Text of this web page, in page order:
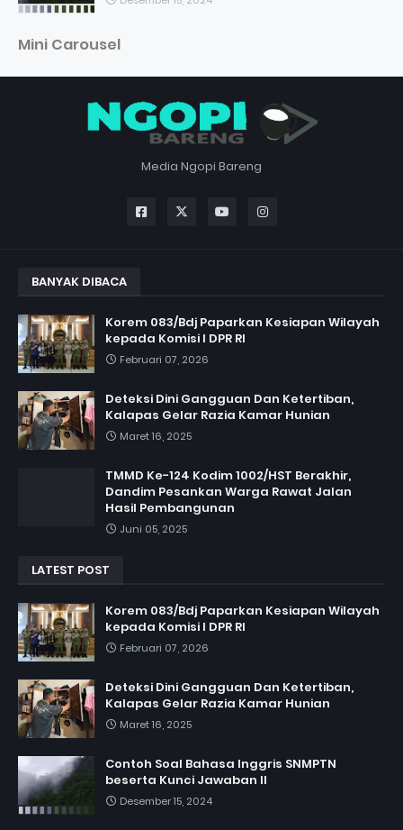
Mini Carousel
Media Ngopi Bareng
BANYAK DIBACA
Korem 083/Bdj Paparkan Kesiapan Wilayah
kepada Komisi I DPR RI
Februari 07, 2026
Deteksi Dini Gangguan Dan Ketertiban,
Kalapas Gelar Razia Kamar Hunian
Maret 16, 2025
TMMD Ke-124 Kodim 1002/HST Berakhir,
Dandim Pesankan Warga Rawat Jalan
Hasil Pembangunan
Juni 05, 2025
LATEST POST
Korem 083/Bdj Paparkan Kesiapan Wilayah
kepada Komisi I DPR RI
Februari 07, 2026
Deteksi Dini Gangguan Dan Ketertiban,
Kalapas Gelar Razia Kamar Hunian
Maret 16, 2025
Contoh Soal Bahasa Inggris SNMPTN
beserta Kunci Jawaban II
Desember 15, 2024